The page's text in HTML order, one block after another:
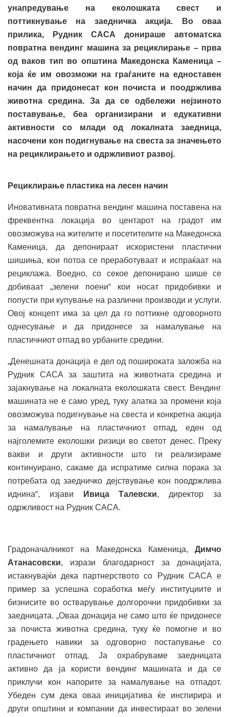
унапредување на еколошката свест и
поттикнување на заедничка акција. Во оваа
прилика, Рудник САСА донираше автоматска
повратна вендинг машина за рециклирање – прва
од ваков тип во општина Македонска Каменица –
која ќе им овозможи на граѓаните на едноставен
начин да придонесат кон почиста и поодржлива
животна средина. За да се одбележи нејзиното
поставување, беа организирани и едукативни
активности со млади од локалната заедница,
насочени кон подигнување на свеста за значењето
на рециклирањето и одржливиот развој.
Рециклирање пластика на лесен начин
Иновативната повратна вендинг машина поставена на
фреквентна локација во центарот на градот им
овозможува на жителите и посетителите на Македонска
Каменица, да депонираат искористени пластични
шишиња, кои потоа се преработуваат и испраќаат на
рециклажа. Воедно, со секое депонирано шише се
добиваат „зелени поени“ кои носат придобивки и
попусти при купување на различни производи и услуги.
Овој концепт има за цел да го поттикне одговорното
однесување и да придонесе за намалување на
пластичниот отпад во урбаните средини.
„Денешната донација е дел од пошироката заложба на
Рудник САСА за заштита на животната средина и
зајакнување на локалната еколошката свест. Вендинг
машината не е само уред, туку алатка за промени која
овозможува подигнување на свеста и конкретна акција
за намалување на пластичниот отпад, еден од
најголемите еколошки ризици во светот денес. Преку
вакви и други активности што ги реализираме
континуирано, сакаме да испратиме силна порака за
потребата од заедничко дејствување кон поодржлива
иднина“, изјави
Ивица Талевски, директор за
одржливост на Рудник САСА.
Градоначалникот на Македонска Каменица, Димчо
Атанасовски, изрази благодарност за донацијата,
истакнувајќи дека партнерството со Рудник САСА е
пример за успешна соработка меѓу институциите и
бизнисите во остварување долгорочни придобивки за
заедницата. „Оваа донација не само што ќе придонесе
за почиста животна средина, туку ќе помогне и во
градењето навики за одговорно постапување со
пластичниот отпад. Ја охрабруваме заедницата
активно да ја користи вендинг машината и да се
приклучи кон напорите за намалување на отпадот.
Убеден сум дека оваа иницијатива ќе инспирира и
други општини и компании да инвестираат во зелени